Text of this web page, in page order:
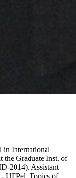
in International
the Graduate Inst. of
2014). Assistant
- UFPel. Topics of